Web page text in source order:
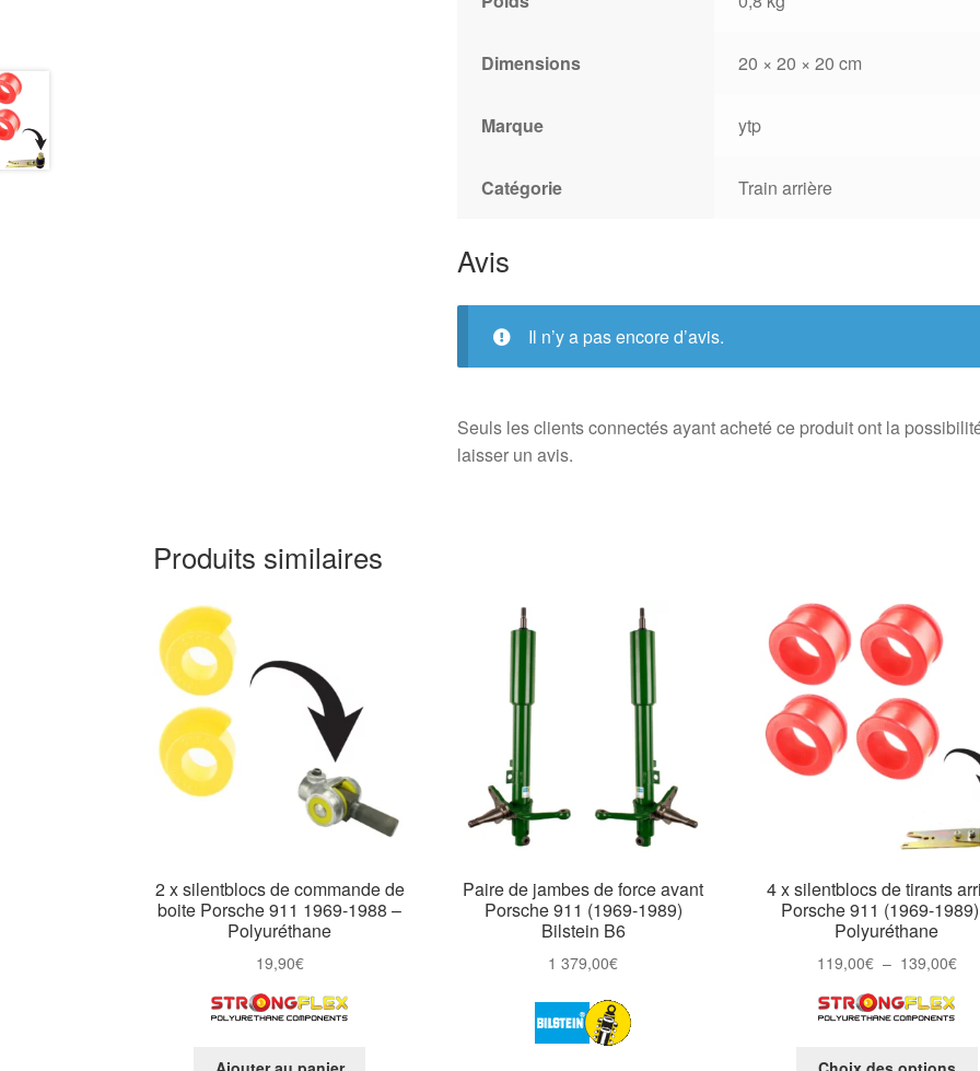
Dimensions 20 × 20 × 20 cm
Marque ytp
Catégorie Train arrière
Avis
Il n’y a pas encore d’avis.
Seuls les clients connectés ayant acheté ce produit ont la
laisser un avis.
Produits similaires
2 x silentblocs de commande de
boite Porsche 911 1969-1988 –
Polyuréthane
19,90€
Paire de jambes de force avant
Porsche 911 (1969-1989)
Bilstein B6
1 379,00€
4 x silentblocs de tirants
Porsche 911 (1969-
Polyuréthane
119,00€ – 139,00€